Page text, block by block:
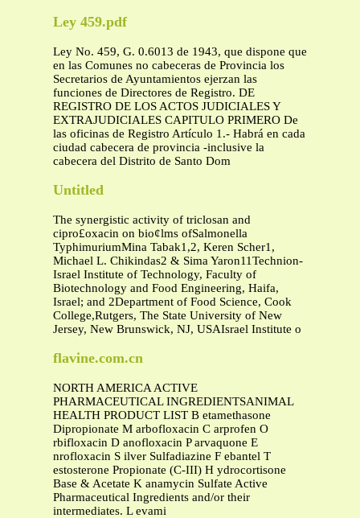
Ley 459.pdf
Ley No. 459, G. 0.6013 de 1943, que dispone que
en las Comunes no cabeceras de Provincia los
Secretarios de Ayuntamientos ejerzan las
funciones de Directores de Registro. DE
REGISTRO DE LOS ACTOS JUDICIALES Y
EXTRAJUDICIALES CAPITULO PRIMERO De
las oficinas de Registro Artículo 1.- Habrá en cada
ciudad cabecera de provincia -inclusive la
cabecera del Distrito de Santo Dom
Untitled
The synergistic activity of triclosan and
cipro£oxacin on bio¢lms ofSalmonella
TyphimuriumMina Tabak1,2, Keren Scher1,
Michael L. Chikindas2 & Sima Yaron11Technion-
Israel Institute of Technology, Faculty of
Biotechnology and Food Engineering, Haifa,
Israel; and 2Department of Food Science, Cook
College,Rutgers, The State University of New
Jersey, New Brunswick, NJ, USAIsrael Institute o
flavine.com.cn
NORTH AMERICA ACTIVE
PHARMACEUTICAL INGREDIENTSANIMAL
HEALTH PRODUCT LIST B etamethasone
Dipropionate M arbofloxacin C arprofen O
rbifloxacin D anofloxacin P arvaquone E
nrofloxacin S ilver Sulfadiazine F ebantel T
estosterone Propionate (C-III) H ydrocortisone
Base & Acetate K anamycin Sulfate Active
Pharmaceutical Ingredients and/or their
intermediates. L evami